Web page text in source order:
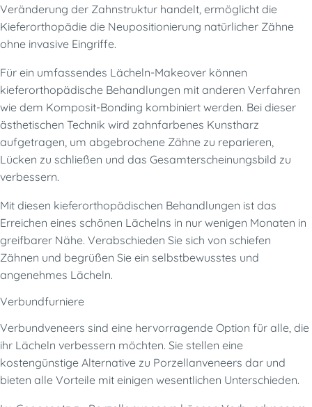
Veränderung der Zahnstruktur handelt, ermöglicht die
Kieferorthopädie die Neupositionierung natürlicher Zähne
ohne invasive Eingriffe.
Für ein umfassendes Lächeln-Makeover können
kieferorthopädische Behandlungen mit anderen Verfahren
wie dem Komposit-Bonding kombiniert werden. Bei dieser
ästhetischen Technik wird zahnfarbenes Kunstharz
aufgetragen, um abgebrochene Zähne zu reparieren,
Lücken zu schließen und das Gesamterscheinungsbild zu
verbessern.
Mit diesen kieferorthopädischen Behandlungen ist das
Erreichen eines schönen Lächelns in nur wenigen Monaten in
greifbarer Nähe. Verabschieden Sie sich von schiefen
Zähnen und begrüßen Sie ein selbstbewusstes und
angenehmes Lächeln.
Verbundfurniere
Verbundveneers sind eine hervorragende Option für alle, die
ihr Lächeln verbessern möchten. Sie stellen eine
kostengünstige Alternative zu Porzellanveneers dar und
bieten alle Vorteile mit einigen wesentlichen Unterschieden.